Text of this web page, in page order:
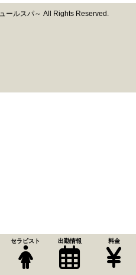
セラピスト 出勤情報 料金
ールスパ～ All Rights Reserved.